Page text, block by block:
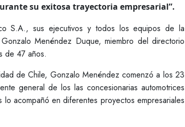
su exitosa trayectoria empresarial”.
S.A., sus ejecutivos y todos los equipos de la
Menéndez Duque, miembro del directorio
de 47 años.
de Chile, Gonzalo Menéndez comenzó a los 23
general de los las concesionarias automotrices
acompañó en diferentes proyectos empresariales